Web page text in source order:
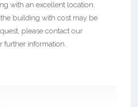
with an excellent location.
building with cost may be
please contact our
further information.